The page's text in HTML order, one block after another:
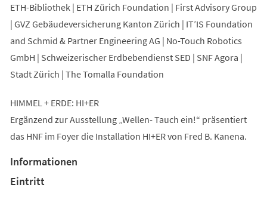
ETH-Bibliothek | ETH Zürich Foundation | First Advisory Group
| GVZ Gebäudeversicherung Kanton Zürich | IT’IS Foundation
and Schmid & Partner Engineering AG | No-Touch Robotics
GmbH | Schweizerischer Erdbebendienst SED | SNF Agora |
Stadt Zürich | The Tomalla Foundation
HIMMEL + ERDE: HI+ER
Ergänzend zur Ausstellung „Wellen- Tauch ein!“ präsentiert
das HNF im Foyer die Installation HI+ER von Fred B. Kanena.
Informationen
Eintritt